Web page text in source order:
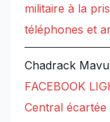
militaire à la
téléphones et
Chadrack
FACEBOOK
Central